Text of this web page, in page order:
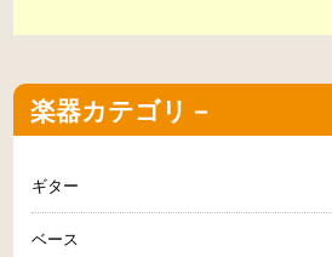
楽器カテゴリ－
ギター
ベース